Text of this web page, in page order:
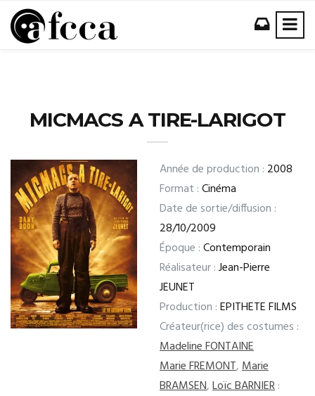
MICMACS A TIRE-LARIGOT
Année de production : 2008
Format :Cinéma
Date de sortie/diffusion :
28/10/2009
Époque :Contemporain
Réalisateur :Jean-Pierre
JEUNET
Production :EPITHETE FILMS
Créateur(rice) des costumes :
Madeline FONTAINE
Marie FREMONT,Marie
BRAMSEN,Loïc BARNIER: